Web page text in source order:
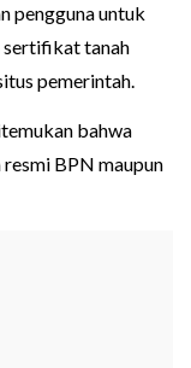
pengguna untuk
sertifikat tanah
pemerintah.
bahwa
BPN maupun